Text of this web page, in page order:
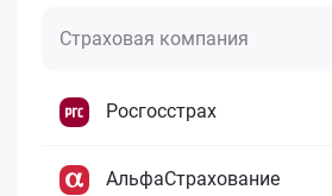
Страховая компания
Росгосстрах
АльфаСтрахование